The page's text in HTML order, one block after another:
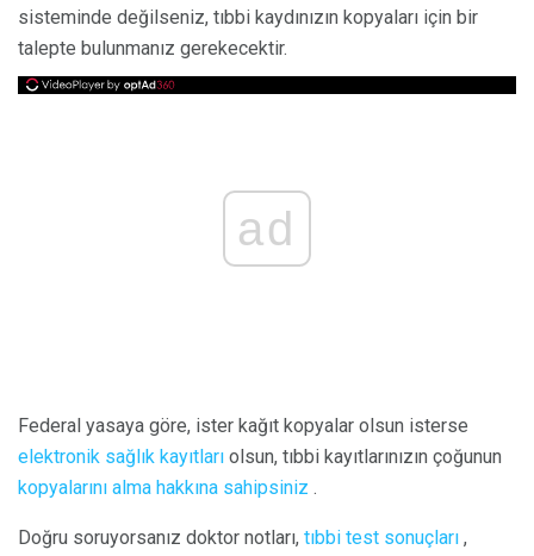
sisteminde değilseniz, tıbbi kaydınızın kopyaları için bir
talepte bulunmanız gerekecektir.
ad
Federal yasaya göre, ister kağıt kopyalar olsun isterse
elektronik sağlık kayıtları olsun, tıbbi kayıtlarınızın çoğunun
kopyalarını alma hakkına sahipsiniz .
Doğru soruyorsanız doktor notları, tıbbi test sonuçları ,